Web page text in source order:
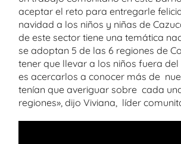
aceptar el reto para entregarle
navidad a los niños y niñas de
de este sector tiene una temática
se adoptan 5 de las 6 regiones de
tener que llevar a los niños fuera
es acercarlos a conocer más de
tenían que averiguar sobre cada
regiones», dijo Viviana, líder